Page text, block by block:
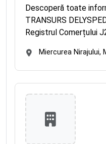
Descoperă toate
TRANSURS
Registrul Comerțului
Miercurea Nirajului,